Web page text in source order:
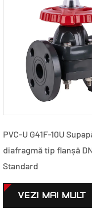
PVC-U G41F-10U
diafragmă tip flanșă
Standard
VEZI MAI MULT